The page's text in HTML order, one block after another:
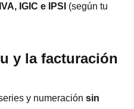
IVA, IGIC e IPSI (según tu
y la facturación
y numeración sin